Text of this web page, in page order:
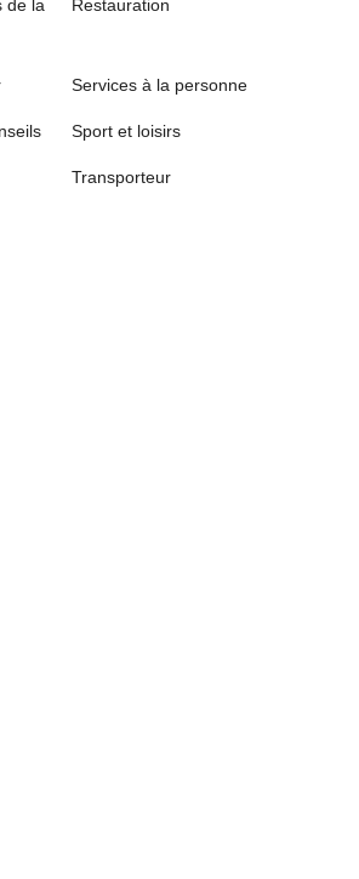
de la
Restauration
Services à la personne
Sport et loisirs
Transporteur